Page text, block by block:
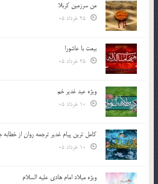
من سرزمین کربلا
بیعت با عاشورا
ویژه عید غدیر خم
کامل ترین پیام غدیر ترجمه روان از خطابه
ویژه میلاد امام هادی علیه السلام